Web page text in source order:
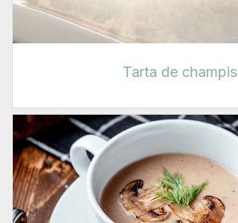
Tarta de champis